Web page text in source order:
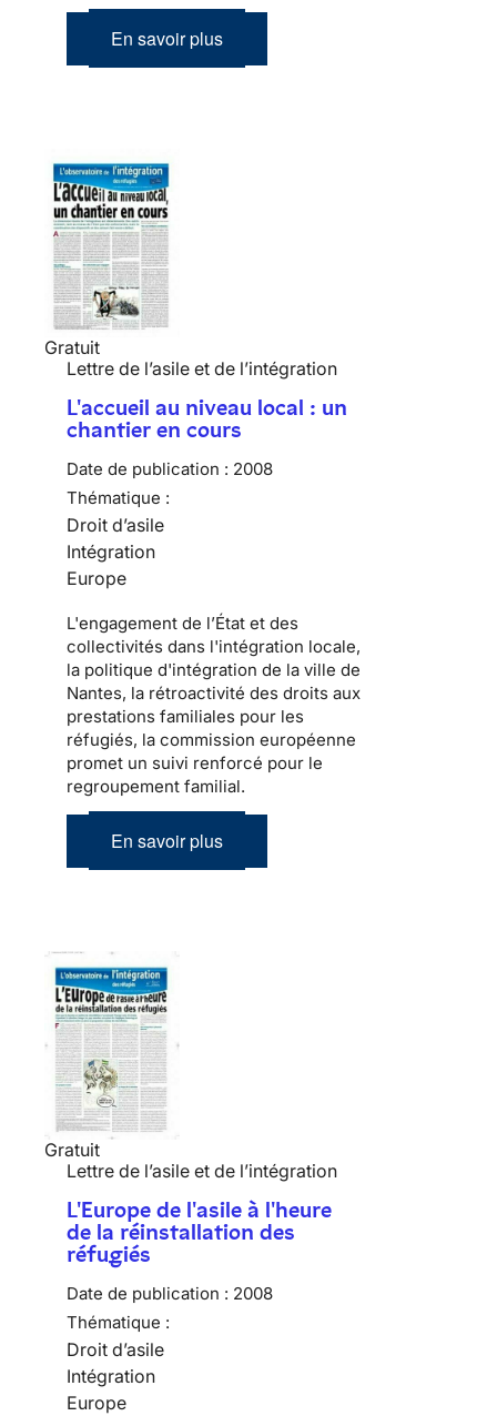
En savoir plus
Gratuit
Lettre de l’asile et de l’intégration
L'accueil au niveau local : un
chantier en cours
Date de publication : 2008
Thématique :
Droit d’asile
Intégration
Europe
L'engagement de l’État et des
collectivités dans l'intégration locale,
la politique d'intégration de la ville de
Nantes, la rétroactivité des droits aux
prestations familiales pour les
réfugiés, la commission européenne
promet un suivi renforcé pour le
regroupement familial.
En savoir plus
Gratuit
Lettre de l’asile et de l’intégration
L'Europe de l'asile à l'heure
de la réinstallation des
réfugiés
Date de publication : 2008
Thématique :
Droit d’asile
Intégration
Europe